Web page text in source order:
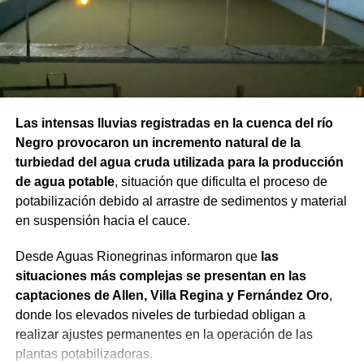
Las intensas lluvias registradas en la cuenca del río
Negro provocaron un incremento natural de la
turbiedad del agua cruda utilizada para la producción
de agua potable, situación que dificulta el proceso de
potabilización debido al arrastre de sedimentos y material
en suspensión hacia el cauce.
Desde Aguas Rionegrinas informaron que las
situaciones más complejas se presentan en las
captaciones de Allen, Villa Regina y Fernández Oro,
donde los elevados niveles de turbiedad obligan a
realizar ajustes permanentes en la operación de las
plantas potabilizadoras.